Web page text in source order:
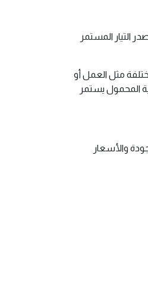
التيار المستمر
مثل العمل أو
المحمول يستمر
والأسعار